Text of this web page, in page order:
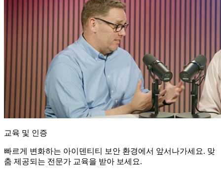
교육 및 인증
빠르게 변화하는 아이덴티티 보안 환경에서 앞서나가세요. 맞
춤 제공되는 전문가 교육을 받아 보세요.